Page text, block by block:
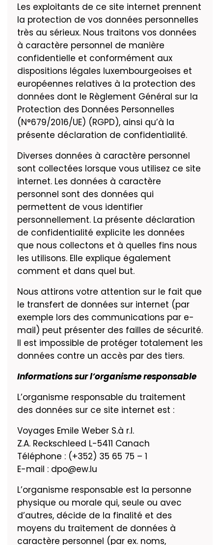
Les exploitants de ce site internet prennent
la protection de vos données personnelles
très au sérieux. Nous traitons vos données
à caractère personnel de manière
confidentielle et conformément aux
dispositions légales luxembourgeoises et
européennes relatives à la protection des
données dont le Règlement Général sur la
Protection des Données Personnelles
(N°679/2016/UE) (RGPD), ainsi qu’à la
présente déclaration de confidentialité.
Diverses données à caractère personnel
sont collectées lorsque vous utilisez ce site
internet. Les données à caractère
personnel sont des données qui
permettent de vous identifier
personnellement. La présente déclaration
de confidentialité explicite les données
que nous collectons et à quelles fins nous
les utilisons. Elle explique également
comment et dans quel but.
Nous attirons votre attention sur le fait que
le transfert de données sur internet (par
exemple lors des communications par e-
mail) peut présenter des failles de sécurité.
Il est impossible de protéger totalement les
données contre un accès par des tiers.
Informations sur l’organisme responsable
L’organisme responsable du traitement
des données sur ce site internet est :
Voyages Emile Weber S.à r.l.
Z.A. Reckschleed L-5411 Canach
Téléphone : (+352) 35 65 75 – 1
E-mail : dpo@ew.lu
L’organisme responsable est la personne
physique ou morale qui, seule ou avec
d’autres, décide de la finalité et des
moyens du traitement de données à
caractère personnel (par ex. noms,